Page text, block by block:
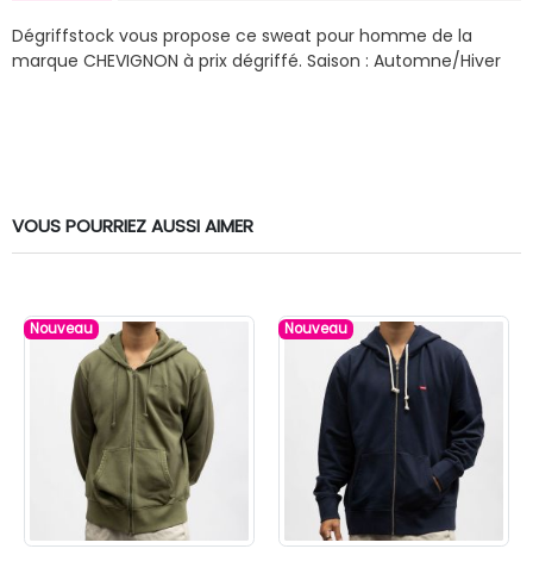
Dégriffstock vous propose ce sweat pour homme de la
marque CHEVIGNON à prix dégriffé. Saison : Automne/Hiver
VOUS POURRIEZ AUSSI AIMER
Nouveau Nouveau